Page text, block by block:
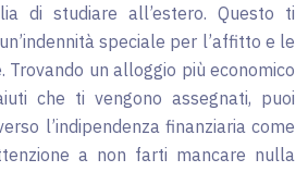
di studiare all’estero. Questo ti
speciale per l’affitto e le
Trovando un alloggio più economico
che ti vengono assegnati, puoi
l’indipendenza finanziaria come
a non farti mancare nulla